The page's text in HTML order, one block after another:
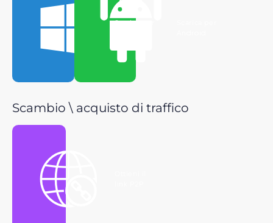
Scarica per
Scambio \ acquisto di traffico